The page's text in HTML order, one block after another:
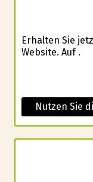
Erhalten Sie
Website. Auf .
Nutzen Sie